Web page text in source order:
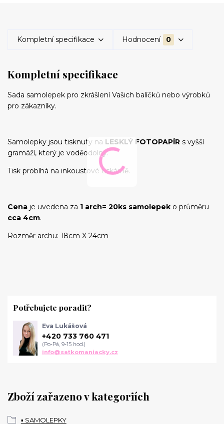
Kompletní specifikace Hodnocení 0
Kompletní specifikace
Sada samolepek pro zkrášlení Vašich balíčků nebo výrobků
pro zákazníky.
Samolepky jsou tisknuty na LESKLÝ FOTOPAPÍR s vyšší
gramáží, který je voděodolný.
Tisk probíhá na inkoustové tiskárně.
Cena je uvedena za 1 arch= 20ks samolepek o průměru
cca 4cm.
Rozměr archu: 18cm X 24cm
Zboží zařazeno v kategoriích
▪️ SAMOLEPKY
Potřebujete poradit?
Eva Lukášová
+420 733 760 471
(Po-Pá, 9-15 hod.)
info@satkomaniacky.cz